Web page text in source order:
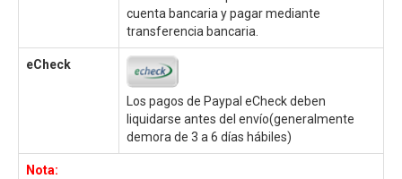
cuenta bancaria y pagar mediante
transferencia bancaria.
eCheck
Los pagos de Paypal eCheck deben
liquidarse antes del envío(generalmente
demora de 3 a 6 días hábiles)
Nota: